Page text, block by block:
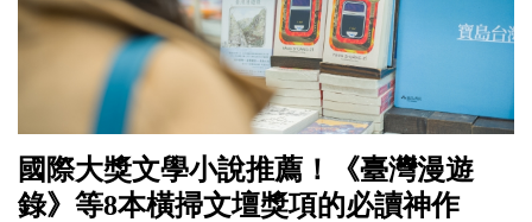
國際大獎文學小說推薦！《臺灣漫遊
錄》等8本橫掃文壇獎項的必讀神作